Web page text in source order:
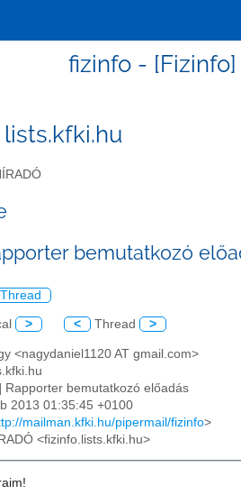
fizinfo -
bemutatkozó
Thread
> < Thread >
<nagydaniel1120 AT gmail.com>
Rapporter bemutatkozó előadás
2013 01:35:45 +0100
mailman.kfki.hu/pipermail/fizinfo>
<fizinfo.lists.kfki.hu>